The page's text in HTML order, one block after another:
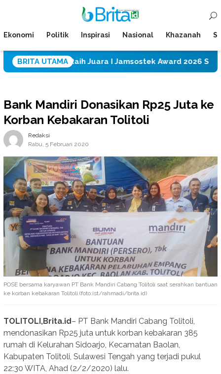
Mobile
Ekonomi Politik Inspirasi Nasional Khazanah
BRITA UTAMA
Raih Juara I Jamsostek Award 2026 Sulawesi Tengah
Bank Mandiri Donasikan Rp25 Juta ke
Korban Kebakaran Tolitoli
Redaksi
Rabu, 5 Februari 2020
POSE bersama karyawan PT Bank Mandiri Cabang Tolitoli saat serahkan bantuan
ke korban kebakaran Tolitoli.(foto:ist/rahmadi/brita.id)
TOLITOLI,Brita.id– PT Bank Mandiri Cabang Tolitoli,
mendonasikan Rp25 juta untuk korban kebakaran 385
rumah di Kelurahan Sidoarjo, Kecamatan Baolan,
Kabupaten Tolitoli, Sulawesi Tengah yang terjadi pukul
22:30 WITA, Ahad (2/2/2020) lalu.